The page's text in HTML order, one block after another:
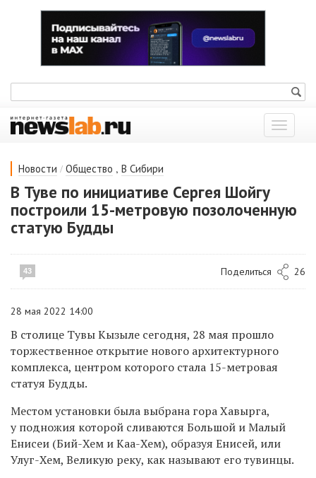
Показать
меню
Новости / Общество , В Сибири
В Туве по инициативе Сергея Шойгу
построили 15-метровую позолоченную
статую Будды
43 Поделиться 26
28 мая 2022 14:00
В столице Тувы Кызыле сегодня, 28 мая прошло
торжественное открытие нового архитектурного
комплекса, центром которого стала 15-метровая
статуя Будды.
Местом установки была выбрана гора Хавырга,
у подножия которой сливаются Большой и Малый
Енисеи (Бий-Хем и Каа-Хем), образуя Енисей, или
Улуг-Хем, Великую реку, как называют его тувинцы.